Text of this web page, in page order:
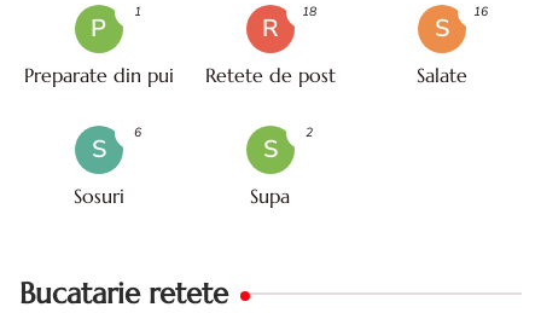
P
Preparate din pui
1
R
Retete de post
18
S
Salate
16
S
Sosuri
6
S
Supa
2
Bucatarie retete